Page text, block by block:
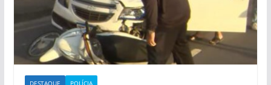
DESTAQUE POLÍCIA